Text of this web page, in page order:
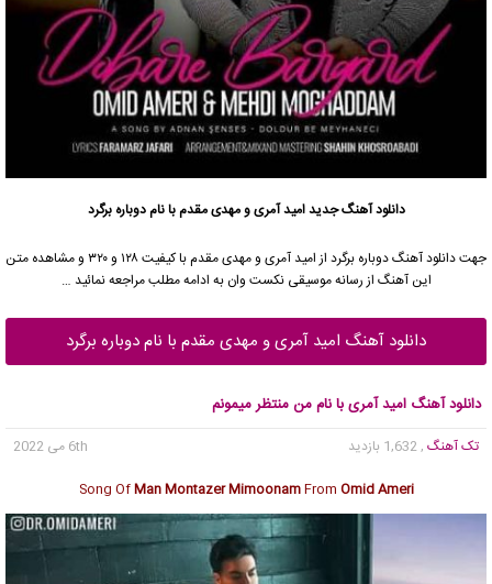
دانلود آهنگ جدیدامید آمریومهدی مقدمبا نام دوباره برگرد
جهت دانلود آهنگ دوباره برگرد از امید آمری ومهدی مقدم
با کیفیت ۱۲۸ و ۳۲۰ و مشاهده متن
این آهنگ از رسانه موسیقی نکست وان به ادامه مطلب مراجعه نمائید …
دانلود آهنگ امید آمری و مهدی مقدم با نام دوباره برگرد
دانلود آهنگ امید آمری با نام من منتظر میمونم
تک آهنگ , 1,632 بازدید
6th می 2022
Song OfMan Montazer MimoonamFrom Omid Ameri